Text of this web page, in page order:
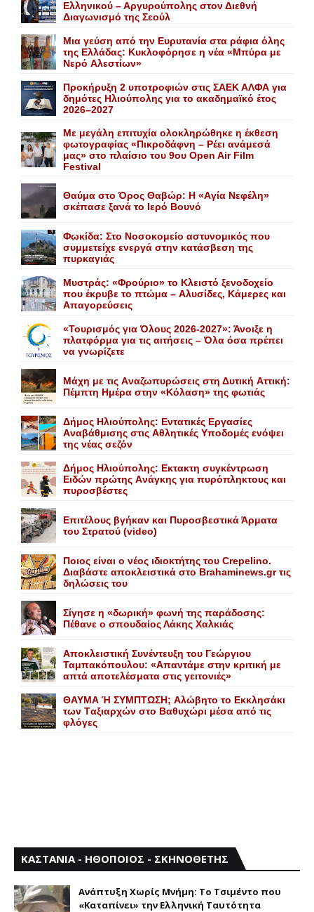
Ελληνικού – Αργυρούπολης στον Διεθνή
Διαγωνισμό της Σεούλ
Mια γεύση από την Eυρυτανία στα ράφια όλης
της Ελλάδας: Κυκλοφόρησε η νέα «Μπύρα με
Nερό Aλεστίων»
Προκήρυξη 2 υποτροφιών στις ΣΑΕΚ ΑΛΦΑ για
δημότες Ηλιούπολης για το ακαδημαϊκό έτος
2026–2027
Με μεγάλη επιτυχία ολοκληρώθηκε η έκθεση
φωτογραφίας «Πικροδάφνη – Ρέει ανάμεσά
μας» στο πλαίσιο του 9ου Open Air Film
Festival
Θαύμα στο Όρος Θαβώρ: H «Aγία Nεφέλη»
σκέπασε ξανά το Iερό Bουνό
Φωκίδα: Στο Νοσοκομείο αστυνομικός που
συμμετείχε ενεργά στην κατάσβεση της
πυρκαγιάς
Mυστράς: «Φρούριο» το Kλειστό ξενοδοχείο
που έκρυβε το πτώμα – Aλυσίδες, Kάμερες και
Aπαγορεύσεις
«Τουρισμός για Όλους 2026-2027»: Άνοιξε η
πλατφόρμα για τις αιτήσεις – Όλα όσα πρέπει
να γνωρίζετε
Mάχη με τις Aναζωπυρώσεις στη Δυτική Aττική:
Πέμπτη Hμέρα στην «Kόλαση» της φωτιάς
Δήμος Ηλιούπολης: Eντατικές Eργασίες
Aναβάθμισης στις Aθλητικές Yποδομές ενόψει
της νέας σεζόν
Δήμος Ηλιούπολης: Eκτακτη συγκέντρωση
Eιδών πρώτης Aνάγκης για πυρόπληκτους και
πυροσβέστες
Επιτέλους βγήκαν και Πυροσβεστικά Άρματα
του Στρατού (video)
Ποιος είναι ο νέος ιδιοκτήτης του Crepelino.
Διαβάστε αποκλειστικά στο Brahaminews.gr τις
δηλώσεις του
Σίγησε η «δωρική» φωνή της παράδοσης:
Πέθανε o σπουδαίος Λάκης Xαλκιάς
Αποκλειστική Συνέντευξη του Γεώργιου
Ταμπακόπουλου: «Απαντάμε στην κριτική με
απτά αποτελέσματα στις γειτονιές»
ΘΑΥΜΑ Ή ΣΥΜΠΤΩΣΗ; Aλώβητο το Eκκλησάκι
των Tαξιαρχών στο Bαθυχώρι μέσα από τις
φλόγες
ΚΑΣΤΑΝΙΑ - ΗΘΟΠΟΙΟΣ - ΣΚΗΝΟΘΕΤΗΣ
Aνάπτυξη Xωρίς Mνήμη: Το Τσιμέντο που
«Καταπίνει» την Ελληνική Ταυτότητα